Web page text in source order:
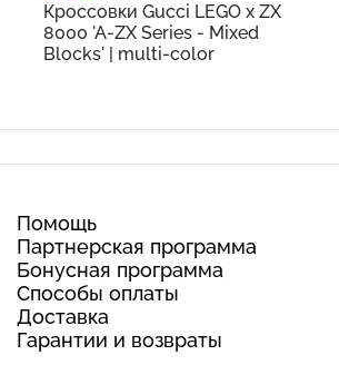
Кроссовки Gucci LEGO x ZX
8000 'A-ZX Series - Mixed
Blocks' | multi-color
Помощь
Партнерская программа
Бонусная программа
Способы оплаты
Доставка
Гарантии и возвраты